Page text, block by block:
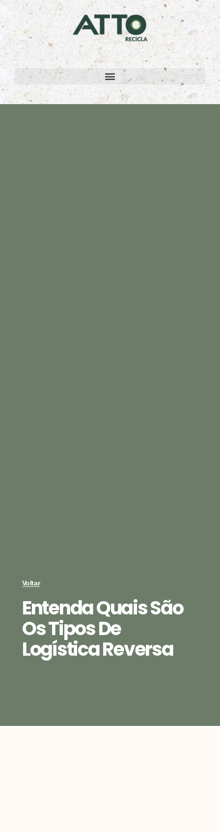
Voltar
Entenda Quais São
Os Tipos De
Logística Reversa